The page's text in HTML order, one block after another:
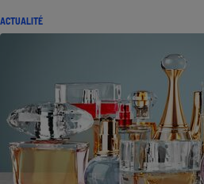
ACTUALITÉ